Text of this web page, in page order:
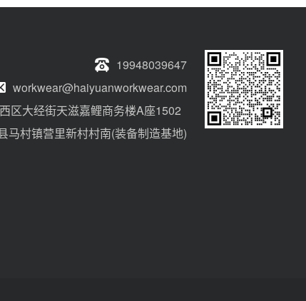
19948039647
workwear@haiyuanworkwear.com
区大经街天滋嘉鲤商务楼A座1502
马村镇营里新村村南(装备制造基地)